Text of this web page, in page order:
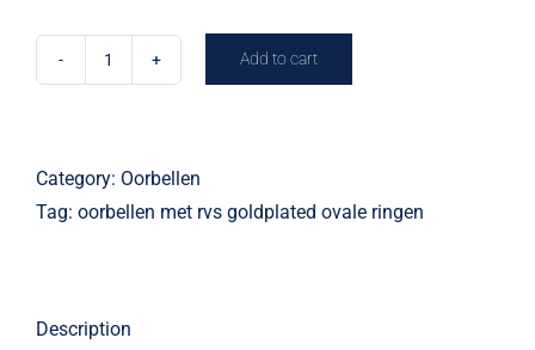
oorbel
Add to cart
Category: Oorbellen
Tag: oorbellen met rvs goldplated ovale ringen
Description